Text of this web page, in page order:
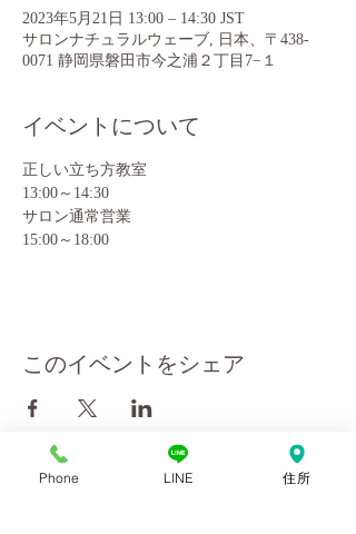
2023年5月21日 13:00 – 14:30 JST
サロンナチュラルウェーブ, 日本、〒438-
0071 静岡県磐田市今之浦２丁目7−１
イベントについて
正しい立ち方教室
13:00～14:30
サロン通常営業
15:00～18:00
このイベントをシェア
Phone LINE 住所